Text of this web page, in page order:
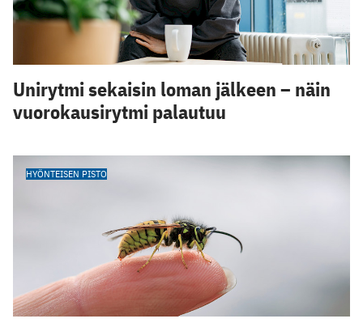
Unirytmi sekaisin loman jälkeen – näin
vuorokausirytmi palautuu
HYÖNTEISEN PISTO